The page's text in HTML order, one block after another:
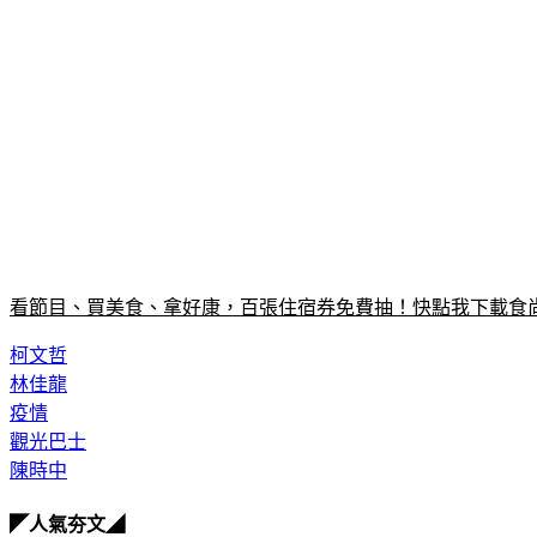
看節目、買美食、拿好康，百張住宿券免費抽！快點我下載食
柯文哲
林佳龍
疫情
觀光巴士
陳時中
◤人氣夯文◢